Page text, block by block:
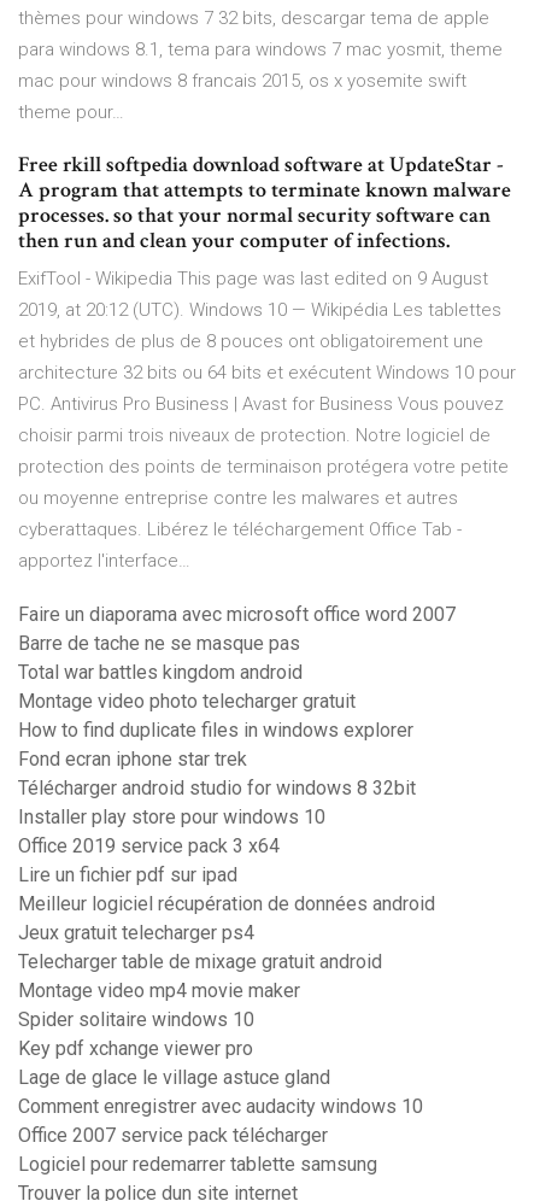
thèmes pour windows 7 32 bits, descargar tema de apple
para windows 8.1, tema para windows 7 mac yosmit, theme
mac pour windows 8 francais 2015, os x yosemite swift
theme pour…
Free rkill softpedia download software at UpdateStar -
A program that attempts to terminate known malware
processes. so that your normal security software can
then run and clean your computer of infections.
ExifTool - Wikipedia This page was last edited on 9 August
2019, at 20:12 (UTC). Windows 10 — Wikipédia Les tablettes
et hybrides de plus de 8 pouces ont obligatoirement une
architecture 32 bits ou 64 bits et exécutent Windows 10 pour
PC. Antivirus Pro Business | Avast for Business Vous pouvez
choisir parmi trois niveaux de protection. Notre logiciel de
protection des points de terminaison protégera votre petite
ou moyenne entreprise contre les malwares et autres
cyberattaques. Libérez le téléchargement Office Tab -
apportez l'interface…
Faire un diaporama avec microsoft office word 2007
Barre de tache ne se masque pas
Total war battles kingdom android
Montage video photo telecharger gratuit
How to find duplicate files in windows explorer
Fond ecran iphone star trek
Télécharger android studio for windows 8 32bit
Installer play store pour windows 10
Office 2019 service pack 3 x64
Lire un fichier pdf sur ipad
Meilleur logiciel récupération de données android
Jeux gratuit telecharger ps4
Telecharger table de mixage gratuit android
Montage video mp4 movie maker
Spider solitaire windows 10
Key pdf xchange viewer pro
Lage de glace le village astuce gland
Comment enregistrer avec audacity windows 10
Office 2007 service pack télécharger
Logiciel pour redemarrer tablette samsung
Trouver la police dun site internet